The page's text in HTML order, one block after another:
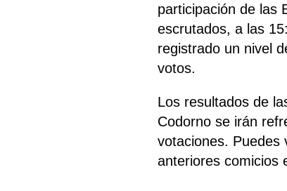
participación de las
escrutados, a las
registrado un nivel
votos.
Los resultados de
Codorno se irán
votaciones. Puedes
anteriores comicios